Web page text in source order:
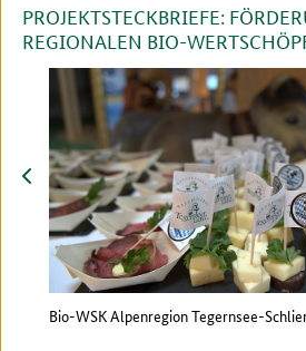
PROJEKTSTECKBRIEFE:
REGIONALEN BIO-
zurück
Bio-WSK Alpenregion Tegernsee-